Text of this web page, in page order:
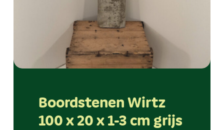
Boordstenen Wirtz
100 x 20 x 1-3 cm grijs